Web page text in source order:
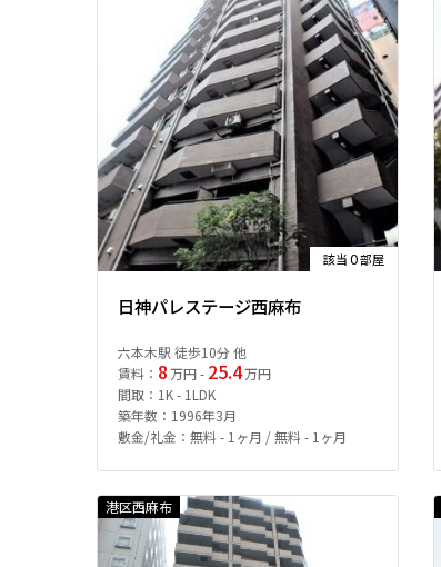
該当0部屋
日神パレステージ西麻布
六本木駅 徒歩10分 他
賃料： 8 万円 - 25.4 万円
間取：1K - 1LDK
築年数：1996年3月
敷金/礼金：無料 - 1ヶ月 / 無料 - 1ヶ月
港区西麻布